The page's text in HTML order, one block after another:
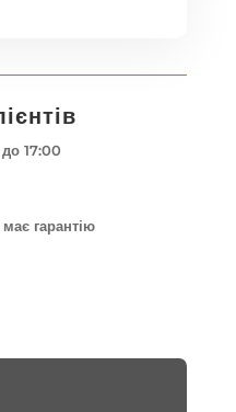
до 17:00
гарантію